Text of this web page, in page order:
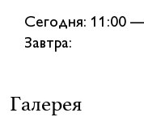
Сегодня: 11:00
Завтра:
Галерея